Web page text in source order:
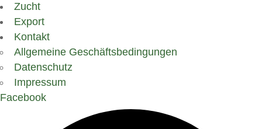
Zucht
Export
Kontakt
Allgemeine Geschäftsbedingungen
Datenschutz
Impressum
Facebook